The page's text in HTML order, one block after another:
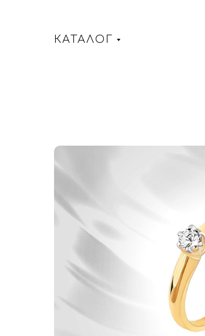
КАТАЛОГ